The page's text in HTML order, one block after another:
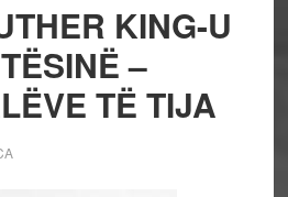
KING-U
–
TË TIJA